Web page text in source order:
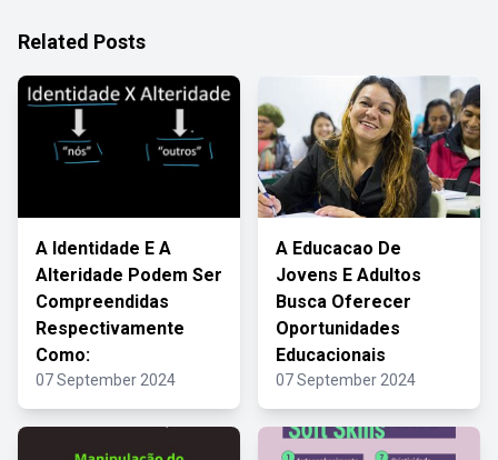
Related Posts
A Identidade E A
Alteridade Podem Ser
Compreendidas
Respectivamente
Como:
07 September 2024
A Educacao De
Jovens E Adultos
Busca Oferecer
Oportunidades
Educacionais
07 September 2024